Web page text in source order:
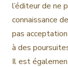
l’éditeur de ne
connaissance
pas
à des
Il est